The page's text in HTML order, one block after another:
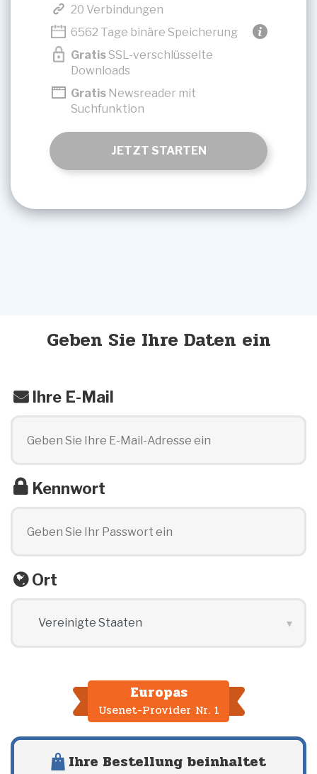
20 Verbindungen
6562 Tage binäre Speicherung
Gratis SSL-verschlüsselte
Downloads
Gratis Newsreader mit
Suchfunktion
JETZT STARTEN
Geben Sie Ihre Daten ein
Ihre E-Mail
Kennwort
Ort
Europas
Usenet-Provider Nr. 1
Ihre Bestellung beinhaltet